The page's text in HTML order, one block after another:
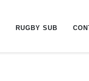
RUGBY SUB